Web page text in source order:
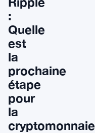
:
Quelle
est
la
prochaine
étape
pour
la
cryptomonnaie